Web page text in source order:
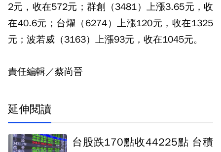
2元，收在572元；群創（3481）上漲3.65元，收
在40.6元；台燿（6274）上漲120元，收在1325
元；波若威（3163）上漲93元，收在1045元。
責任編輯／蔡尚晉
延伸閱讀
台股跌170點收44225點 台積